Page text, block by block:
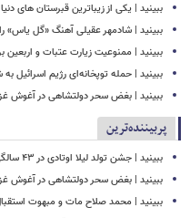
ببینید | یکی از زیباترین قبرستان های
ببینید | شادمهر عقیلی آهنگ «گل یاس» را پس از ۲۸ سال
ببینید | ممنوعیت زیارت عتبات و اربعین
ببینید | حمله توپخانه‌ای رژیم اسرائیل
ببینید | بغض سحر دولتشاهی در آغوش
پربیننده‌ترین
ببینید | جشن تولد لیلا اوتادی در ۴۳ سالگی‌اش با یک سورپرایز
ببینید | بغض سحر دولتشاهی در آغوش
ببینید | محمد صلاح مات و مبهوت